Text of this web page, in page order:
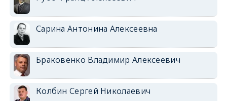
Сарина Антонина Алексеевна
Браковенко Владимир Алексеевич
Колбин Сергей Николаевич